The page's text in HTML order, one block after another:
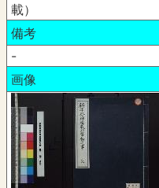
載）
備考
-
画像